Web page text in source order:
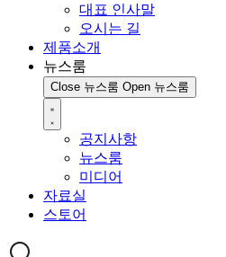
대표 인사말
오시는 길
제품소개
뉴스룸
Close 뉴스룸 Open 뉴스룸
공지사항
뉴스룸
미디어
자료실
스토어